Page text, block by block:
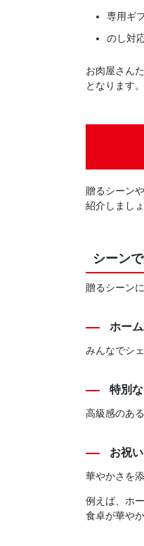
専用ギ
のし対
お肉屋さん
となります。
贈るシーン
紹介しましょ
シーン
贈るシーン
ホー
みんなでシ
特別
高級感のあ
お祝い
華やかさを
例えば、ホ
食卓が華や